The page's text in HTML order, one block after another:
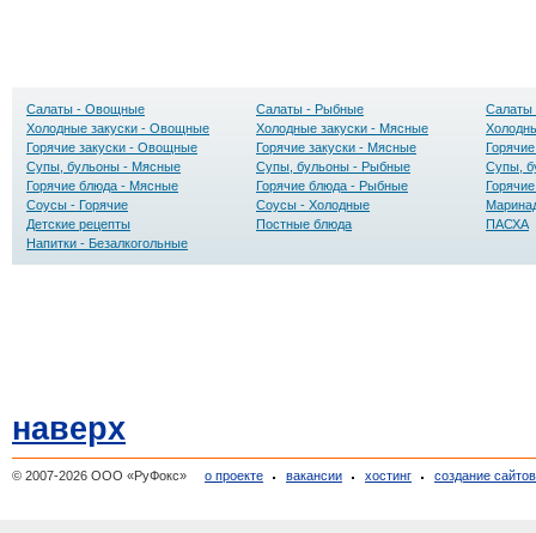
Салаты - Овощные Салаты - Рыбные
Салаты
Холодные закуски - Овощные
Холодные закуски - Мясные
Горячие закуски - Овощные
Горячие закуски - Мясные
Супы, бульоны - Мясные
Супы, бульоны - Рыбные
Супы,
Горячие блюда - Мясные
Горячие блюда - Рыбные
Соусы - Горячие
Соусы - Холодные
Детские рецепты
Постные блюда
ПАСХА
Напитки - Безалкогольные
наверх
© 2007-2026 ООО «РуФокс» о проекте вакансии хостинг создание сайтов